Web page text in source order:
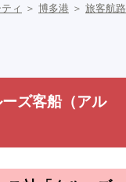
ィ ＞ 博多港 ＞ 旅客航路
ズ客船（アル